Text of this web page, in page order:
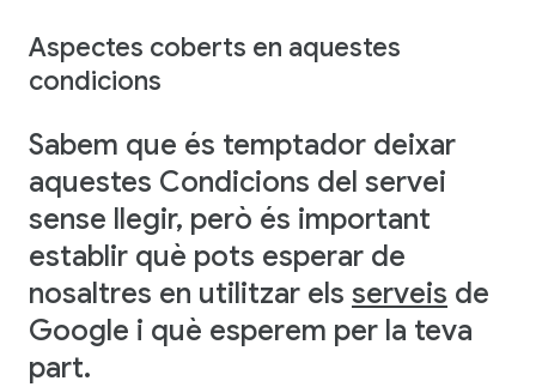
Aspectes coberts en aquestes
condicions
Sabem que és temptador deixar
aquestes Condicions del servei
sense llegir, però és important
establir què pots esperar de
nosaltres en utilitzar els serveis de
Google i què esperem per la teva
part.